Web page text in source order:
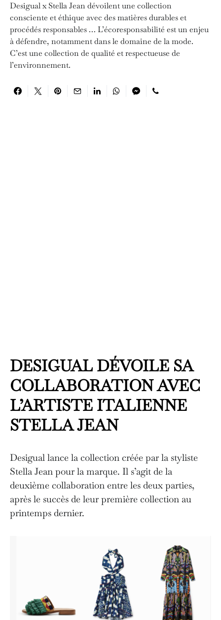
Desigual x Stella Jean dévoilent une collection
consciente et éthique avec des matières durables et
procédés responsables … L’écoresponsabilité est un enjeu
à défendre, notamment dans le domaine de la mode.
C’est une collection de qualité et respectueuse de
l’environnement.
DESIGUAL DÉVOILE SA
COLLABORATION AVEC
L’ARTISTE ITALIENNE
STELLA JEAN
Desigual lance la collection créée par la styliste
Stella Jean pour la marque. Il s’agit de la
deuxième collaboration entre les deux parties,
après le succès de leur première collection au
printemps dernier.